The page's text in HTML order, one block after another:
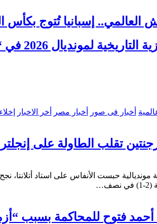
إسبانيا تُتوج بكأس العالم
لمونديال 2026 في “مباراة…
أخبار فى صور أخبار مصر أخر الاخبار
تقلب الطاولة على
أحمد فتوح للمحاكمة بسبب